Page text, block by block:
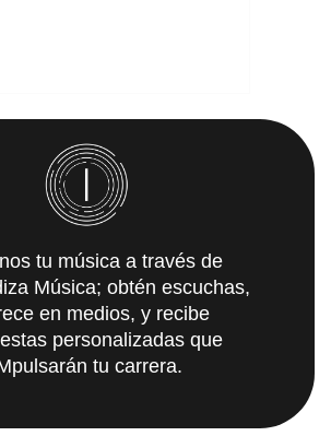
tu música a través de
Música; obtén escuchas,
en medios, y recibe
personalizadas que
tu carrera.